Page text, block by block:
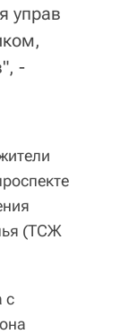
управ
-
(ТСЖ
с